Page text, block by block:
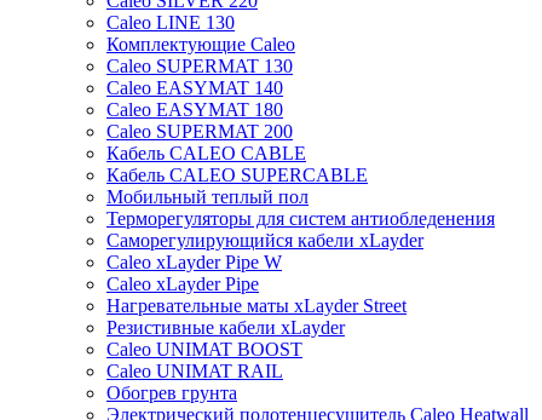
Caleo LINE 130
Комплектующие Caleo
Caleo SUPERMAT 130
Caleo EASYMAT 140
Caleo EASYMAT 180
Caleo SUPERMAT 200
Кабель CALEO CABLE
Кабель CALEO SUPERCABLE
Мобильный теплый пол
Терморегуляторы для систем антиобледенения
Саморегулирующийся кабели xLayder
Caleo xLayder Pipe W
Caleo xLayder Pipe
Нагревательные маты xLayder Street
Резистивные кабели xLayder
Caleo UNIMAT BOOST
Caleo UNIMAT RAIL
Обогрев грунта
Электрический полотенцесушитель Caleo Heatwall